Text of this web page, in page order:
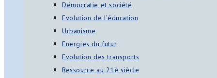
Démocratie et société
Evolution de l’éducation
Urbanisme
Energies du futur
Evolution des transports
Ressource au 21è siècle